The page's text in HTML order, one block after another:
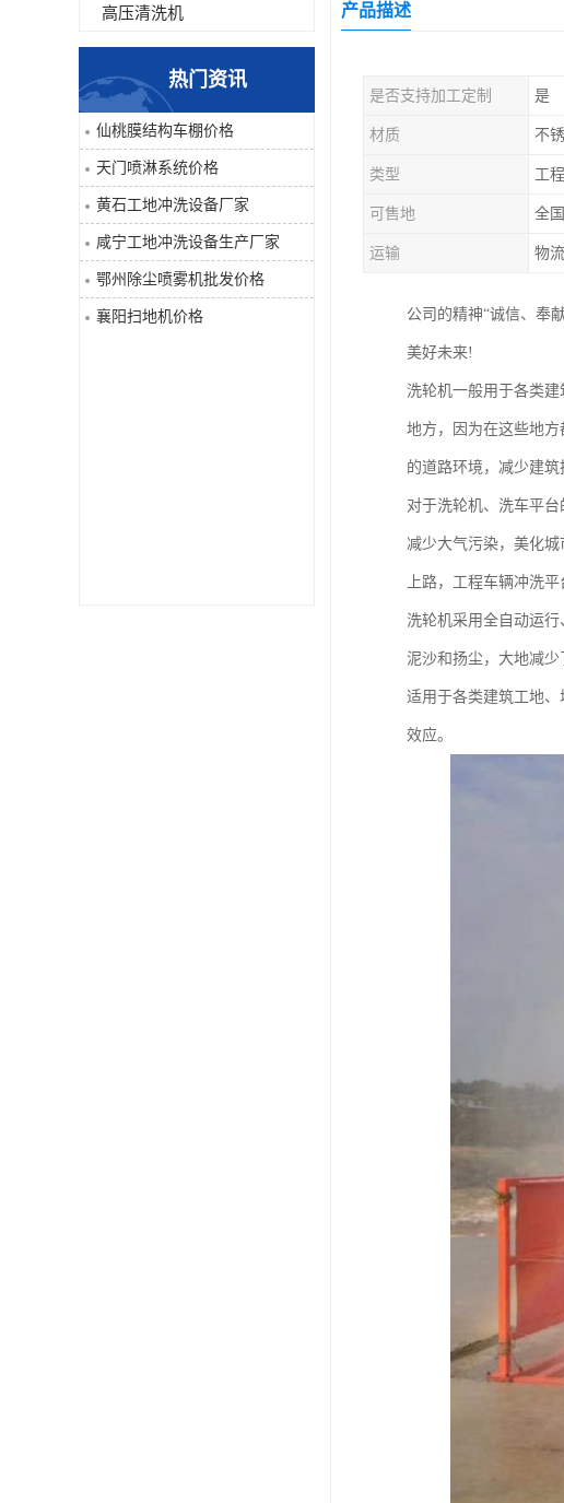
高压清洗机
高压喷雾设备
喷淋系统
洒水车
洗地机
吸尘器
热门资讯
仙桃膜结构车棚价格
天门喷淋系统价格
黄石工地冲洗设备厂家
咸宁工地冲洗设备生产厂家
鄂州除尘喷雾机批发价格
襄阳扫地机价格
产品描述
是否支持加工定制 是
材质 不
类型 工
可售地 全国
运输 物
公司的精神“诚信、奉
美好未来!
洗轮机一般用于各类
地方，因为在这些地
的道路环境，减少建
对于洗轮机、洗车平
减少大气污染，美化
上路，工程车辆冲洗
洗轮机采用全自动运
泥沙和扬尘，大地减
适用于各类建筑工地
效应。